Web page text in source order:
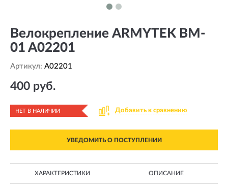
Велокрепление ARMYTEK BM-
01 A02201
Артикул: A02201
400 руб.
НЕТ В НАЛИЧИИ Добавить к сравнению
УВЕДОМИТЬ О ПОСТУПЛЕНИИ
ХАРАКТЕРИСТИКИ ОПИСАНИЕ